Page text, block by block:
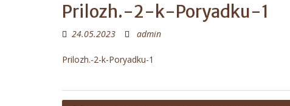
Prilozh.-2-k-Poryadku-1
24.05.2023 admin
Prilozh.-2-k-Poryadku-1